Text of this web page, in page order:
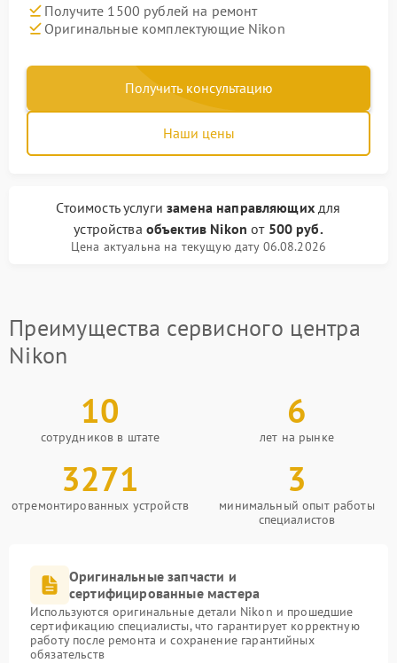
Получите 1500 рублей на ремонт
Оригинальные комплектующие Nikon
Получить консультацию
Наши цены
Стоимость услугизамена направляющихдля
устройства объектив Nikon от 500 руб.
Цена актуальна на текущую дату 06.08.2026
Преимущества сервисного центра
Nikon
10
сотрудников в штате
6
лет на рынке
3271
отремонтированных устройств
3
минимальный опыт работы
специалистов
Оригинальные запчасти и
сертифицированные мастера
Используются оригинальные детали Nikon и прошедшие
сертификацию специалисты, что гарантирует корректную
работу после ремонта и сохранение гарантийных
обязательств